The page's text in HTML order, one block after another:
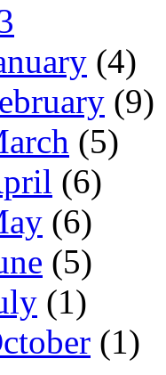
(4)
(9)
(5)
(6)
(6)
(5)
(1)
(1)